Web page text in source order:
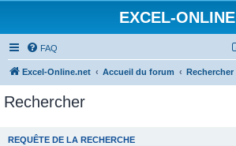
EXCEL-ONLINE
FAQ
Excel-Online.net Accueil du forum Rechercher
Rechercher
REQUÊTE DE LA RECHERCHE